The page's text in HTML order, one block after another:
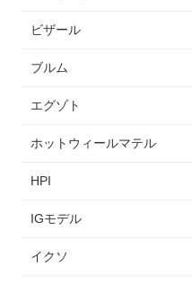
ビザール
ブルム
エグゾト
ホットウィールマテル
HPI
IGモデル
イクソ